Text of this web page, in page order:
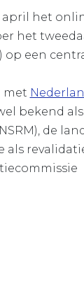
april het
het
een
met
bekend
de